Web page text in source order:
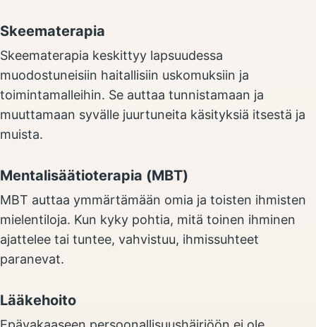
Skeematerapia
Skeematerapia keskittyy lapsuudessa
muodostuneisiin haitallisiin uskomuksiin ja
toimintamalleihin. Se auttaa tunnistamaan ja
muuttamaan syvälle juurtuneita käsityksiä itsestä ja
muista.
Mentalisäätioterapia (MBT)
MBT auttaa ymmärtämään omia ja toisten ihmisten
mielentiloja. Kun kyky pohtia, mitä toinen ihminen
ajattelee tai tuntee, vahvistuu, ihmissuhteet
paranevat.
Lääkehoito